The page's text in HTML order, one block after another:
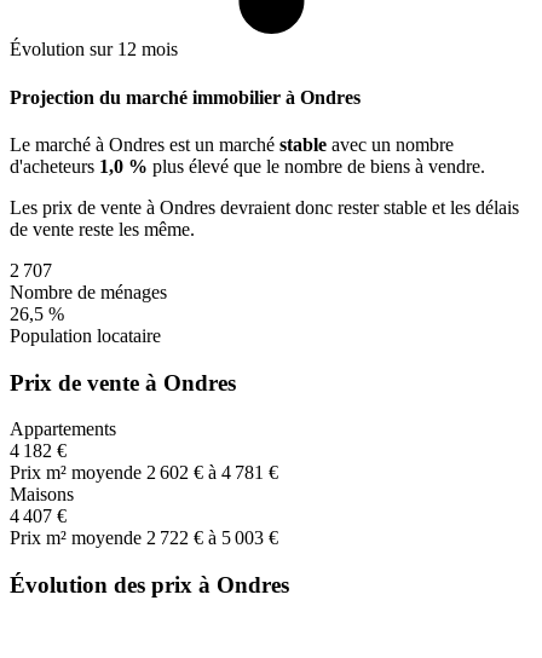
Évolution sur 12 mois
Projection du marché immobilier à Ondres
Le marché à Ondres est un marché stable avec un nombre
d'acheteurs 1,0 % plus élevé que le nombre de biens à vendre.
Les prix de vente à Ondres devraient donc rester stable et les délais
de vente reste les même.
2 707
Nombre de ménages
26,5 %
Population locataire
Prix de vente à Ondres
Appartements
4 182 €
Prix m² moyende 2 602 € à 4 781 €
Maisons
4 407 €
Prix m² moyende 2 722 € à 5 003 €
Évolution des prix à Ondres